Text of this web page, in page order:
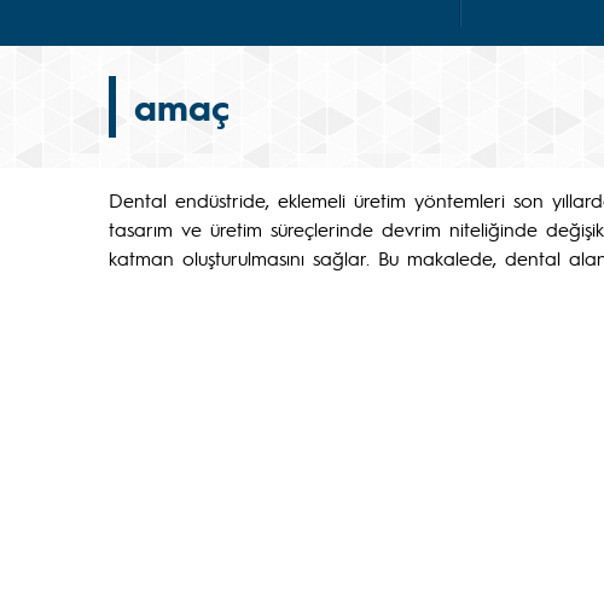
amaç
Dental endüstride, eklemeli üretim yöntemleri son
tasarım ve üretim süreçlerinde devrim niteliğinde
katman oluşturulmasını sağlar. Bu makalede, dental